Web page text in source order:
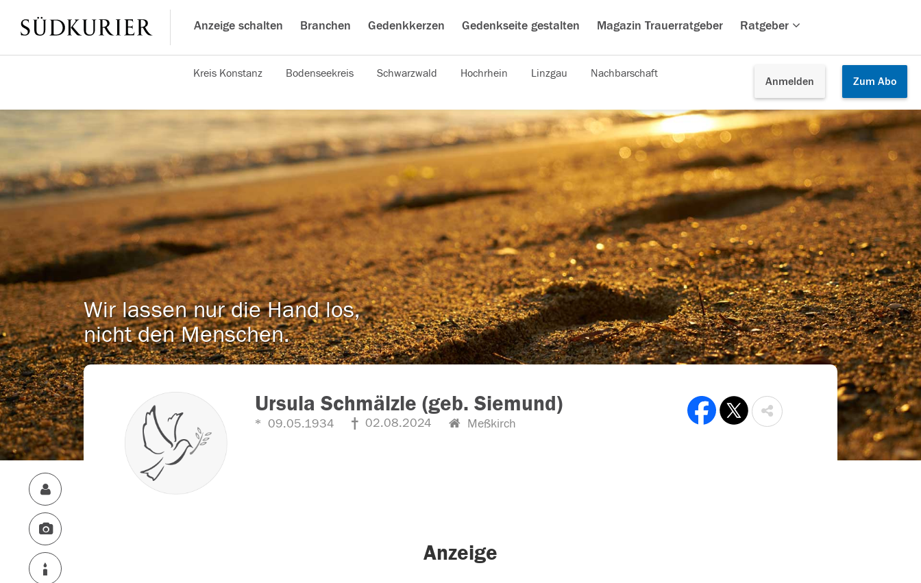
Anzeige schalten Branchen Gedenkkerzen Gedenkseite gestalten Magazin Trauerratgeber Ratgeber
Anmelden Zum Abo
Kreis Konstanz Bodenseekreis Schwarzwald Hochrhein Linzgau Nachbarschaft
Wir lassen nur die Hand los,
nicht den Menschen.
Ursula Schmälzle (geb. Siemund)
09.05.1934 02.08.2024 Meßkirch
Anzeige